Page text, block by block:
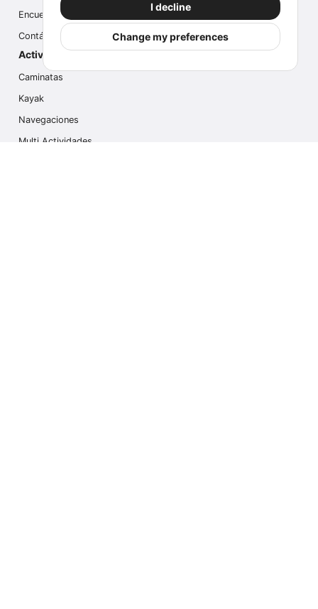
I decline
Change my preferences
Encuesta
Contáctanos
Actividades populares
Caminatas
Kayak
Navegaciones
Multi Actividades